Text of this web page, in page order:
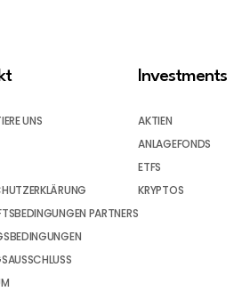
UNS
PARTNERS
Investments
AKTIEN
ANLAGEFONDS
ETFS
KRYPTOS